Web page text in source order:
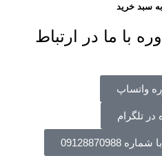
سبد خرید
با ما در ارتباط
واتساپ
در تلگرام
09128870988